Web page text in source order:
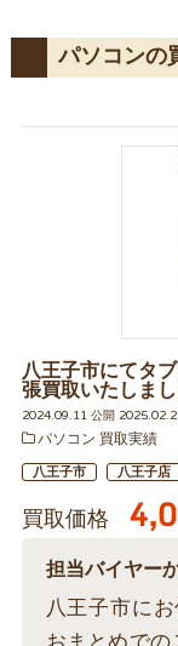
パソコンの
八王子市にてタ
張買取いたしまし
2024.09.11 公開
パソコン 買取実績
八王子市 八王子店
買取価格
担当バイヤー
八王子市に